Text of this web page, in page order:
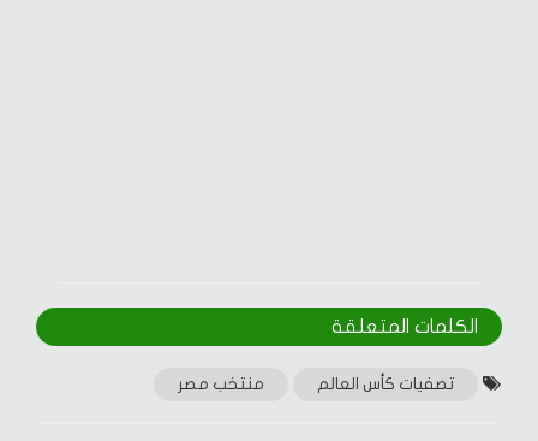
الكلمات المتعلقة‎
تصفيات كأس العالم منتخب مصر